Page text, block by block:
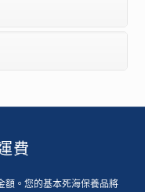
費
額。您的基本死海保養品將